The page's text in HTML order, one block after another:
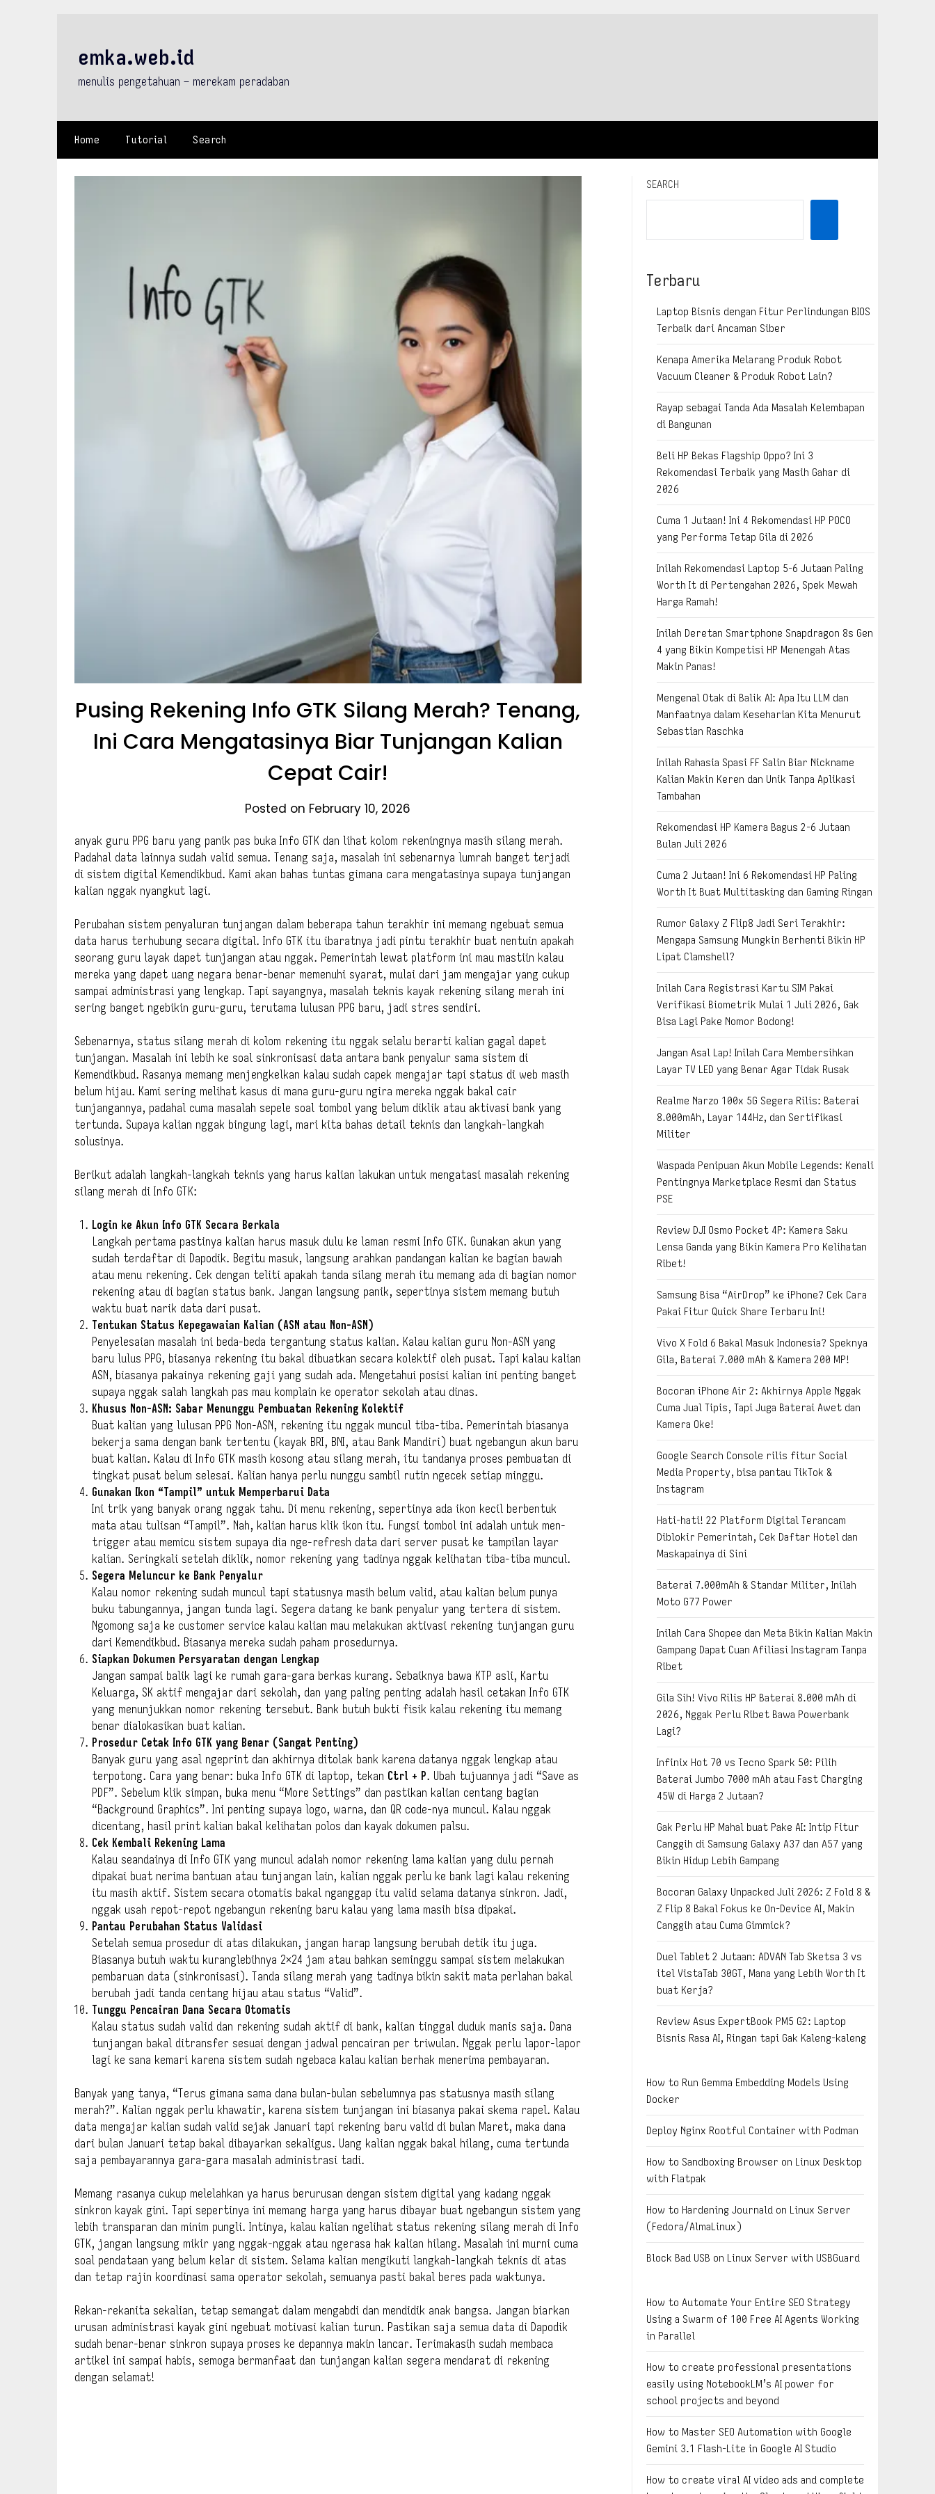
emka.web.id
menulis pengetahuan – merekam peradaban
Home Tutorial Search
Pusing Rekening Info GTK Silang Merah? Tenang,
Ini Cara Mengatasinya Biar Tunjangan Kalian
Cepat Cair!
Posted on February 10, 2026
anyak guru PPG baru yang panik pas buka Info GTK dan lihat kolom rekeningnya masih silang merah.
Padahal data lainnya sudah valid semua. Tenang saja, masalah ini sebenarnya lumrah banget terjadi
di sistem digital Kemendikbud. Kami akan bahas tuntas gimana cara mengatasinya supaya tunjangan
kalian nggak nyangkut lagi.
Perubahan sistem penyaluran tunjangan dalam beberapa tahun terakhir ini memang ngebuat semua
data harus terhubung secara digital. Info GTK itu ibaratnya jadi pintu terakhir buat nentuin apakah
seorang guru layak dapet tunjangan atau nggak. Pemerintah lewat platform ini mau mastiin kalau
mereka yang dapet uang negara benar-benar memenuhi syarat, mulai dari jam mengajar yang cukup
sampai administrasi yang lengkap. Tapi sayangnya, masalah teknis kayak rekening silang merah ini
sering banget ngebikin guru-guru, terutama lulusan PPG baru, jadi stres sendiri.
Sebenarnya, status silang merah di kolom rekening itu nggak selalu berarti kalian gagal dapet
tunjangan. Masalah ini lebih ke soal sinkronisasi data antara bank penyalur sama sistem di
Kemendikbud. Rasanya memang menjengkelkan kalau sudah capek mengajar tapi status di web masih
belum hijau. Kami sering melihat kasus di mana guru-guru ngira mereka nggak bakal cair
tunjangannya, padahal cuma masalah sepele soal tombol yang belum diklik atau aktivasi bank yang
tertunda. Supaya kalian nggak bingung lagi, mari kita bahas detail teknis dan langkah-langkah
solusinya.
Berikut adalah langkah-langkah teknis yang harus kalian lakukan untuk mengatasi masalah rekening
silang merah di Info GTK:
Login ke Akun Info GTK Secara Berkala
Langkah pertama pastinya kalian harus masuk dulu ke laman resmi Info GTK. Gunakan akun yang
sudah terdaftar di Dapodik. Begitu masuk, langsung arahkan pandangan kalian ke bagian bawah
atau menu rekening. Cek dengan teliti apakah tanda silang merah itu memang ada di bagian nomor
rekening atau di bagian status bank. Jangan langsung panik, sepertinya sistem memang butuh
waktu buat narik data dari pusat.
Tentukan Status Kepegawaian Kalian (ASN atau Non-ASN)
Penyelesaian masalah ini beda-beda tergantung status kalian. Kalau kalian guru Non-ASN yang
baru lulus PPG, biasanya rekening itu bakal dibuatkan secara kolektif oleh pusat. Tapi kalau kalian
ASN, biasanya pakainya rekening gaji yang sudah ada. Mengetahui posisi kalian ini penting banget
supaya nggak salah langkah pas mau komplain ke operator sekolah atau dinas.
Khusus Non-ASN: Sabar Menunggu Pembuatan Rekening Kolektif
Buat kalian yang lulusan PPG Non-ASN, rekening itu nggak muncul tiba-tiba. Pemerintah biasanya
bekerja sama dengan bank tertentu (kayak BRI, BNI, atau Bank Mandiri) buat ngebangun akun baru
buat kalian. Kalau di Info GTK masih kosong atau silang merah, itu tandanya proses pembuatan di
tingkat pusat belum selesai. Kalian hanya perlu nunggu sambil rutin ngecek setiap minggu.
Gunakan Ikon “Tampil” untuk Memperbarui Data
Ini trik yang banyak orang nggak tahu. Di menu rekening, sepertinya ada ikon kecil berbentuk
mata atau tulisan “Tampil”. Nah, kalian harus klik ikon itu. Fungsi tombol ini adalah untuk men-
trigger atau memicu sistem supaya dia nge-refresh data dari server pusat ke tampilan layar
kalian. Seringkali setelah diklik, nomor rekening yang tadinya nggak kelihatan tiba-tiba muncul.
Segera Meluncur ke Bank Penyalur
Kalau nomor rekening sudah muncul tapi statusnya masih belum valid, atau kalian belum punya
buku tabungannya, jangan tunda lagi. Segera datang ke bank penyalur yang tertera di sistem.
Ngomong saja ke customer service kalau kalian mau melakukan aktivasi rekening tunjangan guru
dari Kemendikbud. Biasanya mereka sudah paham prosedurnya.
Siapkan Dokumen Persyaratan dengan Lengkap
Jangan sampai balik lagi ke rumah gara-gara berkas kurang. Sebaiknya bawa KTP asli, Kartu
Keluarga, SK aktif mengajar dari sekolah, dan yang paling penting adalah hasil cetakan Info GTK
yang menunjukkan nomor rekening tersebut. Bank butuh bukti fisik kalau rekening itu memang
benar dialokasikan buat kalian.
Prosedur Cetak Info GTK yang Benar (Sangat Penting)
Banyak guru yang asal ngeprint dan akhirnya ditolak bank karena datanya nggak lengkap atau
terpotong. Cara yang benar: buka Info GTK di laptop, tekan Ctrl + P. Ubah tujuannya jadi “Save as
PDF”. Sebelum klik simpan, buka menu “More Settings” dan pastikan kalian centang bagian
“Background Graphics”. Ini penting supaya logo, warna, dan QR code-nya muncul. Kalau nggak
dicentang, hasil print kalian bakal kelihatan polos dan kayak dokumen palsu.
Cek Kembali Rekening Lama
Kalau seandainya di Info GTK yang muncul adalah nomor rekening lama kalian yang dulu pernah
dipakai buat nerima bantuan atau tunjangan lain, kalian nggak perlu ke bank lagi kalau rekening
itu masih aktif. Sistem secara otomatis bakal nganggap itu valid selama datanya sinkron. Jadi,
nggak usah repot-repot ngebangun rekening baru kalau yang lama masih bisa dipakai.
Pantau Perubahan Status Validasi
Setelah semua prosedur di atas dilakukan, jangan harap langsung berubah detik itu juga.
Biasanya butuh waktu kuranglebihnya 2×24 jam atau bahkan seminggu sampai sistem melakukan
pembaruan data (sinkronisasi). Tanda silang merah yang tadinya bikin sakit mata perlahan bakal
berubah jadi tanda centang hijau atau status “Valid”.
Tunggu Pencairan Dana Secara Otomatis
Kalau status sudah valid dan rekening sudah aktif di bank, kalian tinggal duduk manis saja. Dana
tunjangan bakal ditransfer sesuai dengan jadwal pencairan per triwulan. Nggak perlu lapor-lapor
lagi ke sana kemari karena sistem sudah ngebaca kalau kalian berhak menerima pembayaran.
Banyak yang tanya, “Terus gimana sama dana bulan-bulan sebelumnya pas statusnya masih silang
merah?”. Kalian nggak perlu khawatir, karena sistem tunjangan ini biasanya pakai skema rapel. Kalau
data mengajar kalian sudah valid sejak Januari tapi rekening baru valid di bulan Maret, maka dana
dari bulan Januari tetap bakal dibayarkan sekaligus. Uang kalian nggak bakal hilang, cuma tertunda
saja pembayarannya gara-gara masalah administrasi tadi.
Memang rasanya cukup melelahkan ya harus berurusan dengan sistem digital yang kadang nggak
sinkron kayak gini. Tapi sepertinya ini memang harga yang harus dibayar buat ngebangun sistem yang
lebih transparan dan minim pungli. Intinya, kalau kalian ngelihat status rekening silang merah di Info
GTK, jangan langsung mikir yang nggak-nggak atau ngerasa hak kalian hilang. Masalah ini murni cuma
soal pendataan yang belum kelar di sistem. Selama kalian mengikuti langkah-langkah teknis di atas
dan tetap rajin koordinasi sama operator sekolah, semuanya pasti bakal beres pada waktunya.
Rekan-rekanita sekalian, tetap semangat dalam mengabdi dan mendidik anak bangsa. Jangan biarkan
urusan administrasi kayak gini ngebuat motivasi kalian turun. Pastikan saja semua data di Dapodik
sudah benar-benar sinkron supaya proses ke depannya makin lancar. Terimakasih sudah membaca
artikel ini sampai habis, semoga bermanfaat dan tunjangan kalian segera mendarat di rekening
dengan selamat!
SEARCH
Terbaru
Laptop Bisnis dengan Fitur Perlindungan BIOS
Terbaik dari Ancaman Siber
Kenapa Amerika Melarang Produk Robot
Vacuum Cleaner & Produk Robot Lain?
Rayap sebagai Tanda Ada Masalah Kelembapan
di Bangunan
Beli HP Bekas Flagship Oppo? Ini 3
Rekomendasi Terbaik yang Masih Gahar di
2026
Cuma 1 Jutaan! Ini 4 Rekomendasi HP POCO
yang Performa Tetap Gila di 2026
Inilah Rekomendasi Laptop 5-6 Jutaan Paling
Worth It di Pertengahan 2026, Spek Mewah
Harga Ramah!
Inilah Deretan Smartphone Snapdragon 8s Gen
4 yang Bikin Kompetisi HP Menengah Atas
Makin Panas!
Mengenal Otak di Balik AI: Apa Itu LLM dan
Manfaatnya dalam Keseharian Kita Menurut
Sebastian Raschka
Inilah Rahasia Spasi FF Salin Biar Nickname
Kalian Makin Keren dan Unik Tanpa Aplikasi
Tambahan
Rekomendasi HP Kamera Bagus 2-6 Jutaan
Bulan Juli 2026
Cuma 2 Jutaan! Ini 6 Rekomendasi HP Paling
Worth It Buat Multitasking dan Gaming Ringan
Rumor Galaxy Z Flip8 Jadi Seri Terakhir:
Mengapa Samsung Mungkin Berhenti Bikin HP
Lipat Clamshell?
Inilah Cara Registrasi Kartu SIM Pakai
Verifikasi Biometrik Mulai 1 Juli 2026, Gak
Bisa Lagi Pake Nomor Bodong!
Jangan Asal Lap! Inilah Cara Membersihkan
Layar TV LED yang Benar Agar Tidak Rusak
Realme Narzo 100x 5G Segera Rilis: Baterai
8.000mAh, Layar 144Hz, dan Sertifikasi
Militer
Waspada Penipuan Akun Mobile Legends: Kenali
Pentingnya Marketplace Resmi dan Status
PSE
Review DJI Osmo Pocket 4P: Kamera Saku
Lensa Ganda yang Bikin Kamera Pro Kelihatan
Ribet!
Samsung Bisa “AirDrop” ke iPhone? Cek Cara
Pakai Fitur Quick Share Terbaru Ini!
Vivo X Fold 6 Bakal Masuk Indonesia? Speknya
Gila, Baterai 7.000 mAh & Kamera 200 MP!
Bocoran iPhone Air 2: Akhirnya Apple Nggak
Cuma Jual Tipis, Tapi Juga Baterai Awet dan
Kamera Oke!
Google Search Console rilis fitur Social
Media Property, bisa pantau TikTok &
Instagram
Hati-hati! 22 Platform Digital Terancam
Diblokir Pemerintah, Cek Daftar Hotel dan
Maskapainya di Sini
Baterai 7.000mAh & Standar Militer, Inilah
Moto G77 Power
Inilah Cara Shopee dan Meta Bikin Kalian Makin
Gampang Dapat Cuan Afiliasi Instagram Tanpa
Ribet
Gila Sih! Vivo Rilis HP Baterai 8.000 mAh di
2026, Nggak Perlu Ribet Bawa Powerbank
Lagi?
Infinix Hot 70 vs Tecno Spark 50: Pilih
Baterai Jumbo 7000 mAh atau Fast Charging
45W di Harga 2 Jutaan?
Gak Perlu HP Mahal buat Pake AI: Intip Fitur
Canggih di Samsung Galaxy A37 dan A57 yang
Bikin Hidup Lebih Gampang
Bocoran Galaxy Unpacked Juli 2026: Z Fold 8 &
Z Flip 8 Bakal Fokus ke On-Device AI, Makin
Canggih atau Cuma Gimmick?
Duel Tablet 2 Jutaan: ADVAN Tab Sketsa 3 vs
itel VistaTab 30GT, Mana yang Lebih Worth It
buat Kerja?
Review Asus ExpertBook PM5 G2: Laptop
Bisnis Rasa AI, Ringan tapi Gak Kaleng-kaleng
How to Run Gemma Embedding Models Using
Docker
Deploy Nginx Rootful Container with Podman
How to Sandboxing Browser on Linux Desktop
with Flatpak
How to Hardening Journald on Linux Server
(Fedora/AlmaLinux)
Block Bad USB on Linux Server with USBGuard
How to Automate Your Entire SEO Strategy
Using a Swarm of 100 Free AI Agents Working
in Parallel
How to create professional presentations
easily using NotebookLM’s AI power for
school projects and beyond
How to Master SEO Automation with Google
Gemini 3.1 Flash-Lite in Google AI Studio
How to create viral AI video ads and complete